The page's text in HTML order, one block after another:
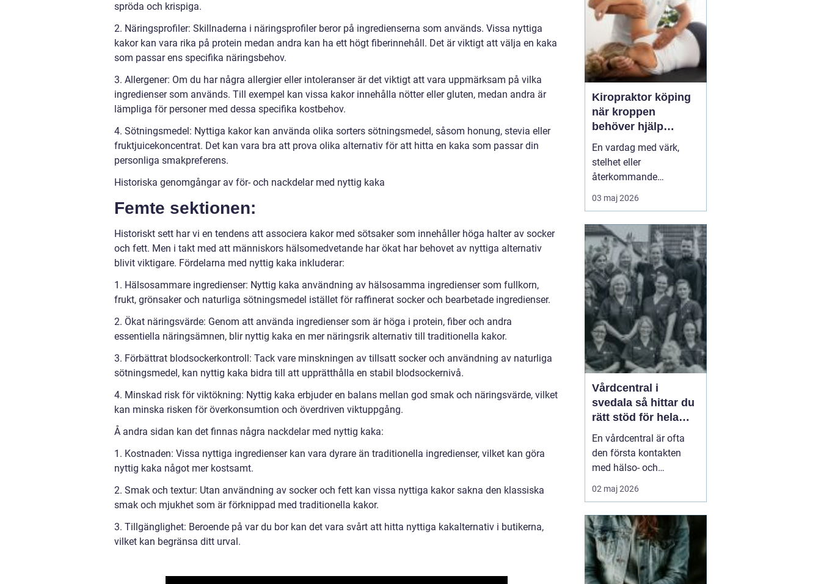
spröda och krispiga.
2. Näringsprofiler: Skillnaderna i näringsprofiler beror på ingredienserna som används. Vissa nyttiga
kakor kan vara rika på protein medan andra kan ha ett högt fiberinnehåll. Det är viktigt att välja en kaka
som passar ens specifika näringsbehov.
3. Allergener: Om du har några allergier eller intoleranser är det viktigt att vara uppmärksam på vilka
ingredienser som används. Till exempel kan vissa kakor innehålla nötter eller gluten, medan andra är
lämpliga för personer med dessa specifika kostbehov.
4. Sötningsmedel: Nyttiga kakor kan använda olika sorters sötningsmedel, såsom honung, stevia eller
fruktjuicekoncentrat. Det kan vara bra att prova olika alternativ för att hitta en kaka som passar din
personliga smakpreferens.
Historiska genomgångar av för- och nackdelar med nyttig kaka
Femte sektionen:
Historiskt sett har vi en tendens att associera kakor med sötsaker som innehåller höga halter av socker
och fett. Men i takt med att människors hälsomedvetande har ökat har behovet av nyttiga alternativ
blivit viktigare. Fördelarna med nyttig kaka inkluderar:
1. Hälsosammare ingredienser: Nyttig kaka användning av hälsosamma ingredienser som fullkorn,
frukt, grönsaker och naturliga sötningsmedel istället för raffinerat socker och bearbetade ingredienser.
2. Ökat näringsvärde: Genom att använda ingredienser som är höga i protein, fiber och andra
essentiella näringsämnen, blir nyttig kaka en mer näringsrik alternativ till traditionella kakor.
3. Förbättrat blodsockerkontroll: Tack vare minskningen av tillsatt socker och användning av naturliga
sötningsmedel, kan nyttig kaka bidra till att upprätthålla en stabil blodsockernivå.
4. Minskad risk för viktökning: Nyttig kaka erbjuder en balans mellan god smak och näringsvärde, vilket
kan minska risken för överkonsumtion och överdriven viktuppgång.
Å andra sidan kan det finnas några nackdelar med nyttig kaka:
1. Kostnaden: Vissa nyttiga ingredienser kan vara dyrare än traditionella ingredienser, vilket kan göra
nyttig kaka något mer kostsamt.
2. Smak och textur: Utan användning av socker och fett kan vissa nyttiga kakor sakna den klassiska
smak och mjukhet som är förknippad med traditionella kakor.
3. Tillgänglighet: Beroende på var du bor kan det vara svårt att hitta nyttiga kakalternativ i butikerna,
vilket kan begränsa ditt urval.
Kiropraktor köping
när kroppen
behöver hjälp
tillbaka
En vardag med värk,
stelhet eller
återkommande
huvudvärk tär på både
ork och humör. Många
besvär och tänker att det
går nog över. Ofta gör
det inte det. En
legitimerad kiropraktor
kan hjälpa kroppen att
återfå rörlighet, minska
smä...
03 maj 2026
Vårdcentral i
svedala så hittar du
rätt stöd för hela
familjen
En vårdcentral är ofta
den första kontakten
med hälso- och
sjukvården. För många i
Svedala handlar valet
plats där både barn,
vuxna och äldre får hjälp
under samma tak. I en
tid med högt tempo och
02 maj 2026